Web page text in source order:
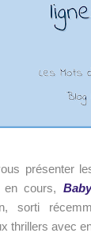
présenter
en cours,
sorti
thrillers avec